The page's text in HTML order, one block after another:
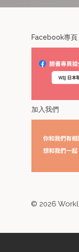
Facebook專頁
加入我們
© 2026